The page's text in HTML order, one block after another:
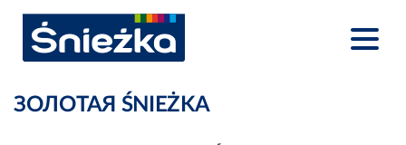
ЗОЛОТАЯ ŚNIEŻKA